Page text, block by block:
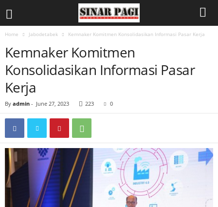
Home Jabodetabek Kemnaker Komitmen Konsolidasikan Informasi Pasar Kerja
Kemnaker Komitmen
Konsolidasikan Informasi Pasar
Kerja
By admin - June 27, 2023 223 0